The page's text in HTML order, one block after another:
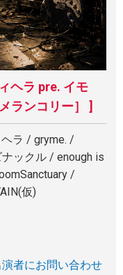
ヘラ pre. イモ
ランコリー］ ]
ラ / gryme. /
ックル / enough is
/
仮)
者にお問い合わせ